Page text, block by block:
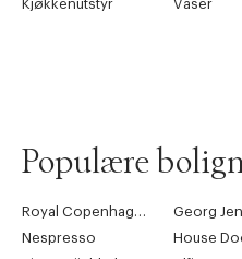
Kjøkkenutstyr
Vaser
Populære
Royal Copenhagen Georg
Nespresso
House